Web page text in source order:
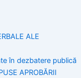
ALE
în dezbatere publică
APROBĂRII